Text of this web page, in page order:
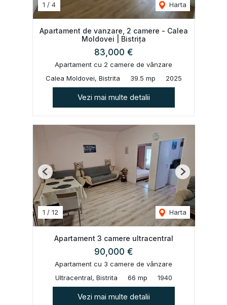
1 / 4 Harta
Apartament de vanzare, 2 camere - Calea
Moldovei | Bistrița
83,000 €
Apartament cu 2 camere de vânzare
Calea Moldovei, Bistrita
39.5 mp 2025
Vezi mai multe detalii
1 / 12 Harta
Previous Next
Apartament 3 camere ultracentral
90,000 €
Apartament cu 3 camere de vânzare
Ultracentral, Bistrita
66 mp 1940
Vezi mai multe detalii